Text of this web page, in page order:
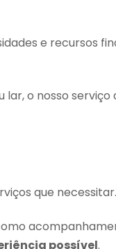
e recursos
o nosso
que necessitar.
possível.